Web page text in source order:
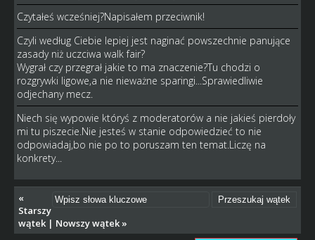
Czytałeś wcześniej?Napisałem przeciwnik!
Czyli według Ciebie lepiej jest naginać powszechnie panujące
zasady niż uczciwa walk fair?
Wygrał czy przegrał jakie to ma znaczenie?Tu chodzi o
rozgrywki ligowe,a nie nieważne sparingi...Sprawiedliwie
odjechany mecz.
Niech się wypowie któryś z moderatorów a nie jakieś pierdoły
mi tu piszecie.Nie jesteś w stanie odpowiedzieć to nie
odpowiadaj,bo nie po to poruszam ten temat.Liczę na
konkrety...
«
Starszy
wątek| Nowszy wątek»